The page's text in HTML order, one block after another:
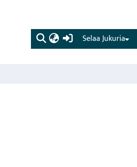
(current)
Selaa Jukuria